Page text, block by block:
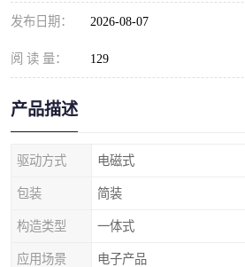
发布日期： 2026-08-07
阅 读 量： 129
产品描述
驱动方式 电磁式
包装 简装
构造类型 一体式
应用场景 电子产品